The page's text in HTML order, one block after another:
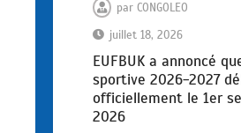
par CONGOLEO
juillet 18, 2026
EUFBUK a annoncé
sportive 2026-2027
officiellement le 1er
2026